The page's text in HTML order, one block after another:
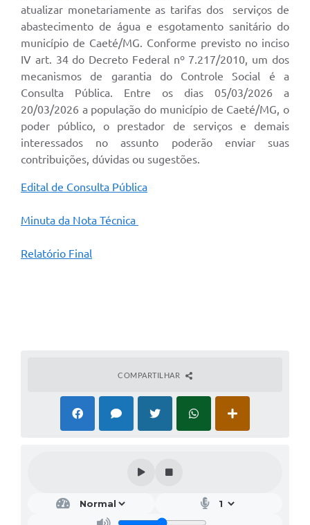
atualizar monetariamente as tarifas dos serviços de
abastecimento de água e esgotamento sanitário do
município de Caeté/MG. Conforme previsto no inciso
IV art. 34 do Decreto Federal nº 7.217/2010, um dos
mecanismos de garantia do Controle Social é a
Consulta Pública. Entre os dias 05/03/2026 a
20/03/2026 a população do município de Caeté/MG, o
poder público, o prestador de serviços e demais
interessados no assunto poderão enviar suas
contribuições, dúvidas ou sugestões.
Edital de Consulta Pública
Minuta da Nota Técnica
Relatório Final
COMPARTILHAR